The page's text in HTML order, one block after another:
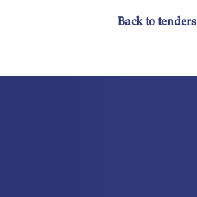
Back to tenders